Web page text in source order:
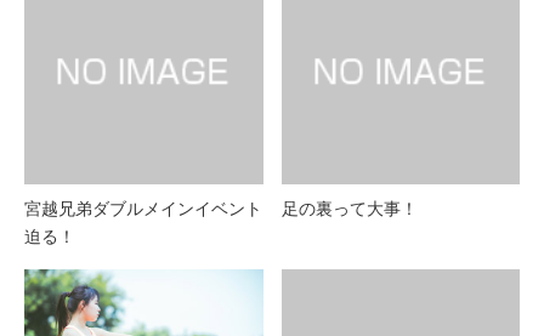
宮越兄弟ダブルメインイベント
迫る！
足の裏って大事！